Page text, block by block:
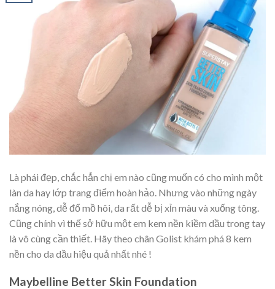
Là phái đẹp, chắc hẳn chị em nào cũng muốn có cho mình một
làn da hay lớp trang điểm hoàn hảo. Nhưng vào những ngày
nắng nóng, dễ đổ mồ hôi, da rất dễ bị xỉn màu và xuống tông.
Cũng chính vì thế sở hữu một em kem nền kiềm dầu trong tay
là vô cùng cần thiết. Hãy theo chân Golist khám phá 8 kem
nền cho da dầu hiệu quả nhất nhé !
Maybelline Better Skin Foundation